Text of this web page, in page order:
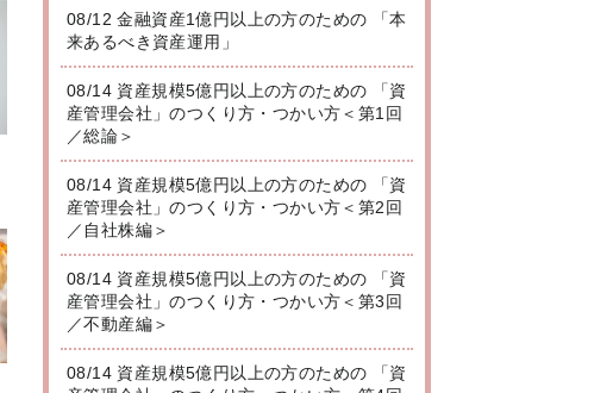
08/12 金融資産1億円以上の方のための 「本
来あるべき資産運用」
08/14 資産規模5億円以上の方のための 「資
産管理会社」のつくり方・つかい方＜第1回
／総論＞
08/14 資産規模5億円以上の方のための 「資
産管理会社」のつくり方・つかい方＜第2回
／自社株編＞
08/14 資産規模5億円以上の方のための 「資
産管理会社」のつくり方・つかい方＜第3回
／不動産編＞
08/14 資産規模5億円以上の方のための 「資